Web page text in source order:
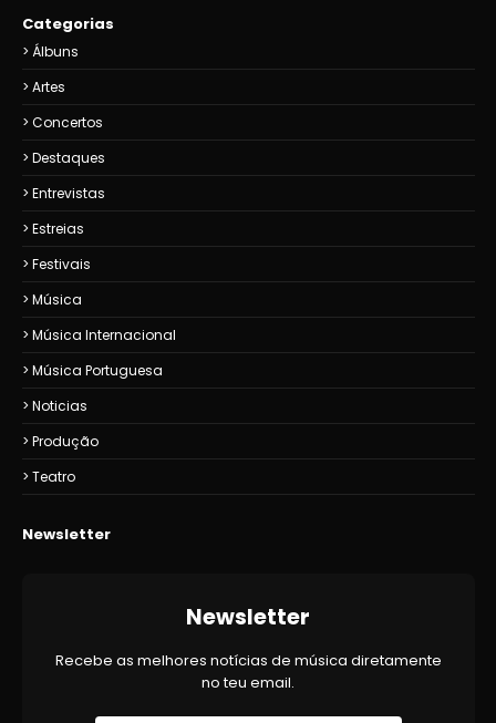
Categorias
Álbuns
Artes
Concertos
Destaques
Entrevistas
Estreias
Festivais
Música
Música Internacional
Música Portuguesa
Noticias
Produção
Teatro
Newsletter
Newsletter
Recebe as melhores notícias de música diretamente
no teu email.